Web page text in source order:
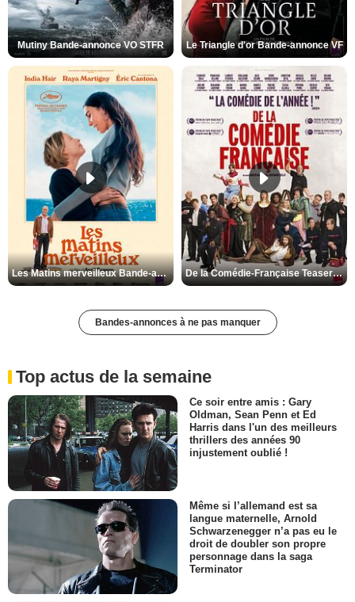
Mutiny Bande-annonce VO STFR Le Triangle d'or Bande-annonce VF
Les Matins merveilleux Bande-annonce VF De la Comédie-Française Teaser VF
Bandes-annonces à ne pas manquer
Top actus de la semaine
Ce soir entre amis : Gary
Oldman, Sean Penn et Ed
Harris dans l'un des meilleurs
thrillers des années 90
injustement oublié !
Même si l’allemand est sa
langue maternelle, Arnold
Schwarzenegger n’a pas eu le
droit de doubler son propre
personnage dans la saga
Terminator